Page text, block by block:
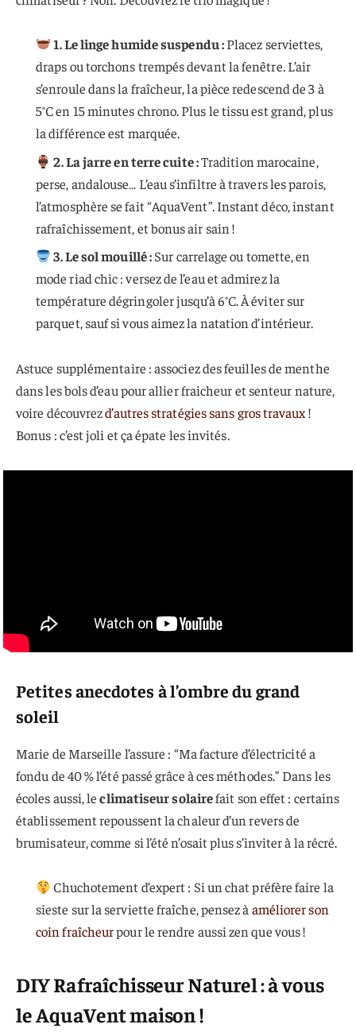
1. Le linge humide suspendu :Placez serviettes,
draps ou torchons trempés devant la fenêtre. L’air
s’enroule dans la fraîcheur, la pièce redescend de 3 à
5°C en 15 minutes chrono. Plus le tissu est grand, plus
la différence est marquée.
2. La jarre en terre cuite :Tradition marocaine,
perse, andalouse… L’eau s’infiltre à travers les parois,
l’atmosphère se fait “AquaVent”. Instant déco, instant
rafraîchissement, et bonus air sain !
3. Le sol mouillé :Sur carrelage ou tomette, en
mode riad chic : versez de l’eau et admirez la
température dégringoler jusqu’à 6°C. À éviter sur
parquet, sauf si vous aimez la natation d’intérieur.
Astuce supplémentaire : associez des feuilles de menthe
dans les bols d’eau pour allier fraicheur et senteur nature,
voire découvrezd’autres stratégies sans gros travaux!
Bonus : c’est joli et ça épate les invités.
Petites anecdotes à l’ombre du grand
soleil
Marie de Marseille l’assure : “Ma facture d’électricité a
fondu de 40 % l’été passé grâce à ces méthodes.” Dans les
écoles aussi, leclimatiseur solairefait son effet : certains
établissement repoussent la chaleur d’un revers de
brumisateur, comme si l’été n’osait plus s’inviter à la récré.
Chuchotement d’expert : Si un chat préfère faire la
sieste sur la serviette fraîche, pensez à améliorer son
coin fraîcheurpour le rendre aussi zen que vous !
DIY Rafraîchisseur Naturel : à vous
le AquaVent maison !